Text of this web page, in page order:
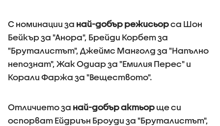
С номинации за най-добър режисьорса Шон
Бейкър за "Анора", Брейди Корбет за
"Бруталистът", Джеймс Манголд за "Напълно
непознат", Жак Одиар за "Емилия Перес" и
Корали Фаржа за "Веществото".
Отличието за най-добър актьор ще си
оспорват Ейдриън Броуди за "Бруталистът",